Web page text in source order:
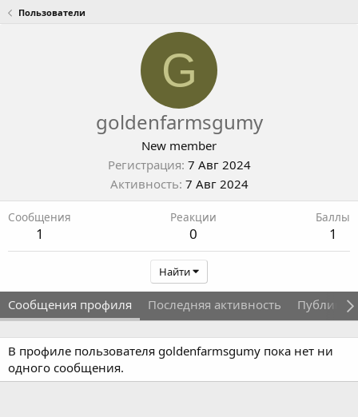
Пользователи
G
goldenfarmsgumy
New member
Регистрация 7 Авг 2024
Активность 7 Авг 2024
Сообщения
1
Реакции
0
Баллы
1
Найти
Сообщения профиля Последняя активность
В профиле пользователя goldenfarmsgumy пока нет ни
одного сообщения.